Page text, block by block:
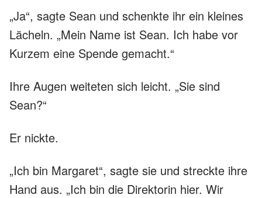
„Ja“, sagte Sean und schenkte ihr ein kleines
Lächeln. „Mein Name ist Sean. Ich habe vor
Kurzem eine Spende gemacht.“
Ihre Augen weiteten sich leicht. „Sie sind
Sean?“
Er nickte.
„Ich bin Margaret“, sagte sie und streckte ihre
Hand aus. „Ich bin die Direktorin hier. Wir